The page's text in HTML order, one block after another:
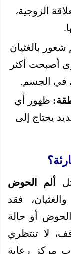
الزوجية،
شعور بالغثيان
أصبحت أكثر
في الجسم.
ظهور أي
يحتاج إلى
ألم الحوض
فقد
أو حالة
لا تنتظري
مركز رعاية